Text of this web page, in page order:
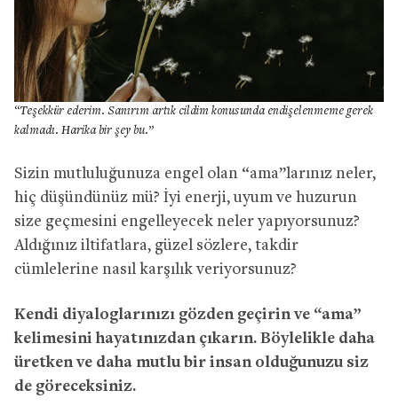
“Teşekkür ederim. Sanırım artık cildim konusunda endişelenmeme gerek
kalmadı. Harika bir şey bu.”
Sizin mutluluğunuza engel olan “ama”larınız neler,
hiç düşündünüz mü? İyi enerji, uyum ve huzurun
size geçmesini engelleyecek neler yapıyorsunuz?
Aldığınız iltifatlara, güzel sözlere, takdir
cümlelerine nasıl karşılık veriyorsunuz?
Kendi diyaloglarınızı gözden geçirin ve “ama”
kelimesini hayatınızdan çıkarın. Böylelikle daha
üretken ve daha mutlu bir insan olduğunuzu siz
de göreceksiniz.